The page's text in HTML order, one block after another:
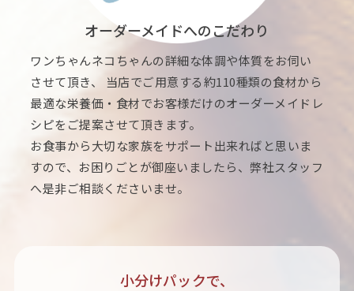
オーダーメイドへのこだわり
ワンちゃんネコちゃんの詳細な体調や体質をお伺い
させて頂き、 当店でご用意する約110種類の食材から
最適な栄養価・食材でお客様だけのオーダーメイドレ
シピをご提案させて頂きます。
お食事から大切な家族をサポート出来ればと思いま
すので、お困りごとが御座いましたら、弊社スタッフ
へ是非ご相談くださいませ。
小分けパックで、